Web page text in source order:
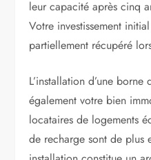
leur capacité après cinq
Votre investissement
partiellement récupéré
L’installation d’une
également votre bien
locataires de logements
de recharge sont de plus